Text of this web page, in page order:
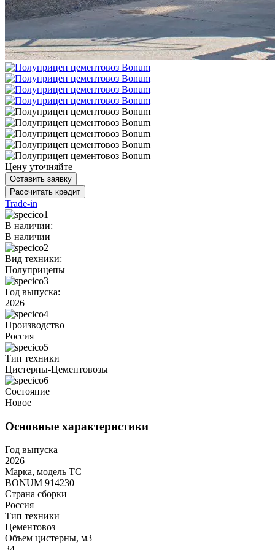
Цену уточняйте
Оставить заявку
Рассчитать кредит
Trade-in
В наличии:
В наличии
Вид техники:
Полуприцепы
Год выпуска:
2026
Производство
Россия
Тип техники
Цистерны-Цементовозы
Состояние
Новое
Основные характеристики
Год выпуска
2026
Марка, модель ТС
BONUM 914230
Страна сборки
Россия
Тип техники
Цементовоз
Объем цистерны, м3